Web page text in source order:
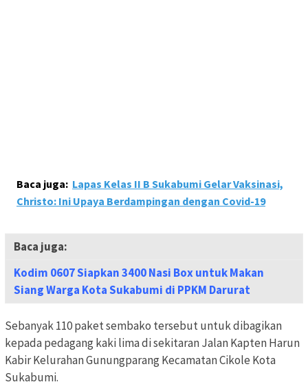
Baca juga: Lapas Kelas II B Sukabumi Gelar Vaksinasi,
Christo: Ini Upaya Berdampingan dengan Covid-19
Baca juga:
Kodim 0607 Siapkan 3400 Nasi Box untuk Makan
Siang Warga Kota Sukabumi di PPKM Darurat
Sebanyak 110 paket sembako tersebut untuk dibagikan
kepada pedagang kaki lima di sekitaran Jalan Kapten Harun
Kabir Kelurahan Gunungparang Kecamatan Cikole Kota
Sukabumi.